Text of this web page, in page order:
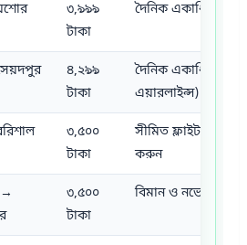
৩,৯৯৯
টাকা
দৈনিক একাধিক
৪,২৯৯
টাকা
দৈনিক একাধিক
এয়ারলাইন্স)
৩,৫০০
টাকা
সীমিত ফ্লাইট—দিন
করুন
৩,৫০০
টাকা
বিমান ও নভোএয়ার